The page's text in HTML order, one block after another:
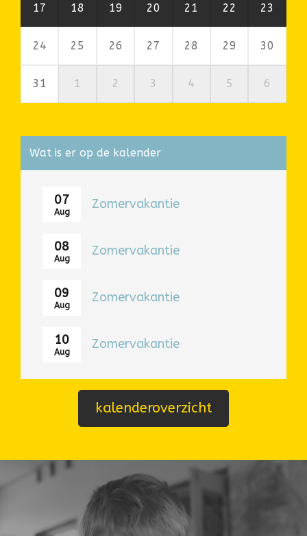
17 18 19 20 21 22 23
24 25 26 27 28 29 30
31 1 2 3 4 5 6
Wat is er op de kalender
07
Aug
Zomervakantie
08
Aug
Zomervakantie
09
Aug
Zomervakantie
10
Aug
Zomervakantie
kalenderoverzicht